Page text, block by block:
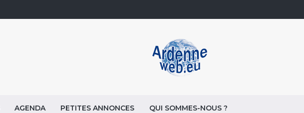
AGENDA PETITES ANNONCES QUI SOMMES-NOUS ?